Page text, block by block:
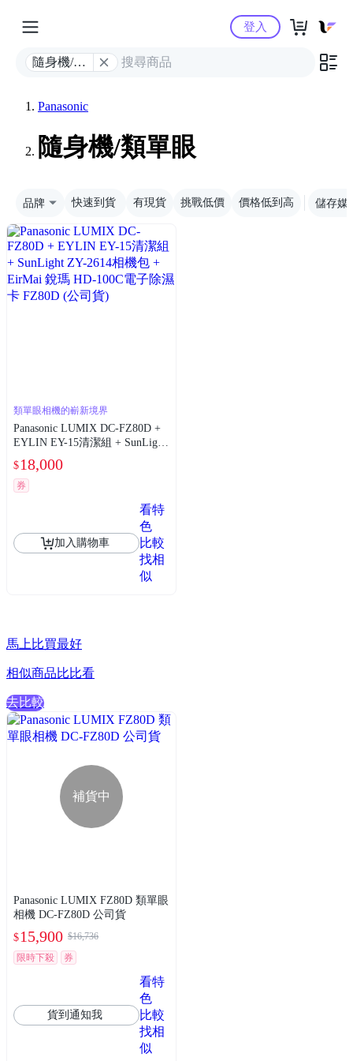
Yahoo購物中心
隨身機/類
登入
Panasonic
隨身機/類單眼
品牌 快速到貨 有現貨 挑戰低價 價格低到高 儲存媒
類單眼相機的嶄新境界
Panasonic LUMIX DC-FZ80D +
EYLIN EY-15清潔組 + SunLight
D-100C電子除濕卡 FZ80D (公司
貨)
$18,000
券
加入購物車
看特
色
比較
找相
似
馬上比買最好
相似商品比比看
去比較
補貨中
Panasonic LUMIX FZ80D 類單眼
相機 DC-FZ80D 公司貨
$15,900 $16,736
限時下殺
券
貨到通知我
看特
色
比較
找相
似